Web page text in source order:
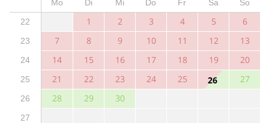
Mo Di Mi Do Fr Sa
So
22
1 2 3 4 5 6
23 7 8 9 10 11 12 13
24 14 15 16 17 18 19 20
25 21 22 23 24 25 26 27
26 28 29 30
27